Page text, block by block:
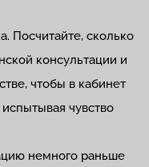
Посчитайте, сколько
консультации и
чтобы в кабинет
чувство
немного раньше